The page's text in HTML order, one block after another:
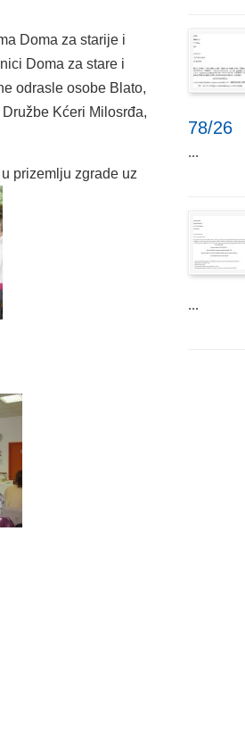
Doma za starije i
Doma za stare i
odrasle osobe Blato,
Kćeri Milosrđa,
prizemlju zgrade uz
78/26
...
...